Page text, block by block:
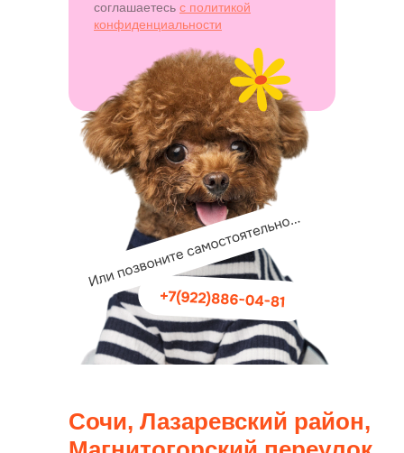
соглашаетесь c политикой
конфиденциальности
Сочи, Лазаревский район,